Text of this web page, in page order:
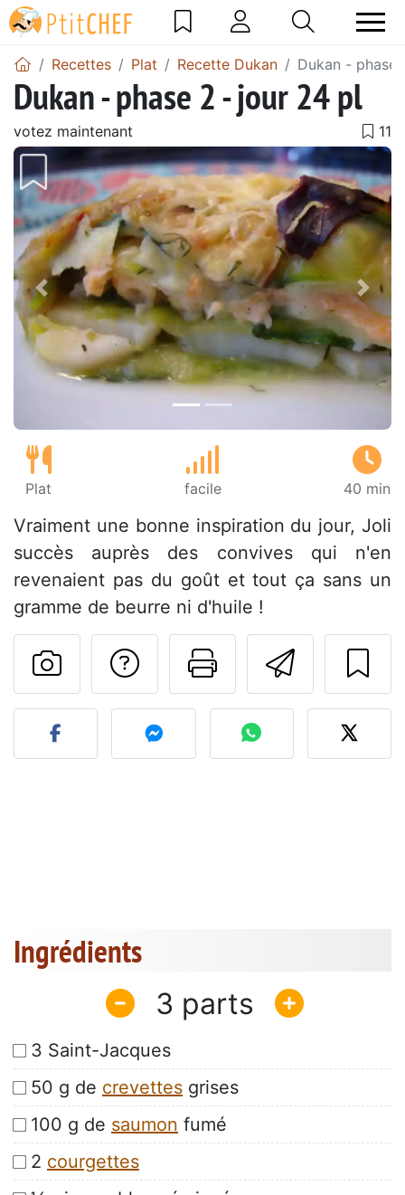
Recettes Plat Recette Dukan Dukan -
Dukan - phase 2 - jour 24 pl
votez maintenant
Précédent
Plat facile 40 min
Vraiment une bonne inspiration du jour, Joli
succès auprès des convives qui n'en
revenaient pas du goût et tout ça sans un
gramme de beurre ni d'huile !
Imprimer
Poser une
Publier votre photo de
Ingrédients
3
3 Saint-Jacques
50 g de crevettes grises
100 g de saumon fumé
2 courgettes